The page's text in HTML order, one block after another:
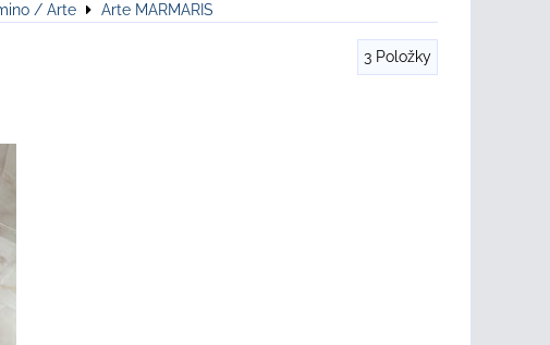
/ Arte Arte MARMARIS
3 Položky